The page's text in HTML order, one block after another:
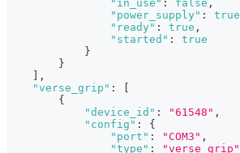
"in_use" : false ,
"power_supply" : true
"ready" : true ,
"started" :
true
}
}
,
"verse_grip" :
{
"device_id" : "61548" ,
"config" :
{
"port" : "COM3" ,
"type" :
"verse_grip"